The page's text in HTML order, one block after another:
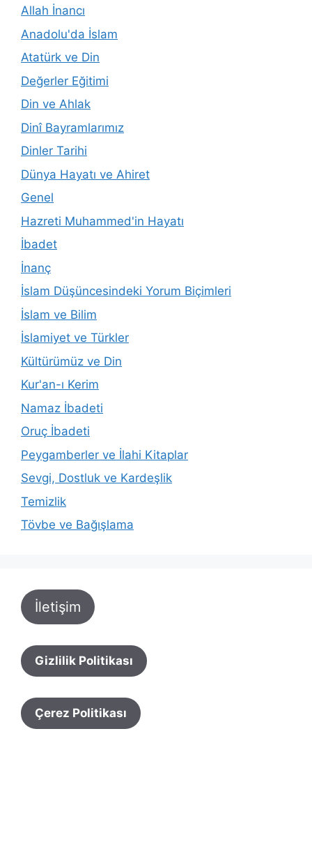
Allah İnancı
Anadolu'da İslam
Atatürk ve Din
Değerler Eğitimi
Din ve Ahlak
Dinî Bayramlarımız
Dinler Tarihi
Dünya Hayatı ve Ahiret
Genel
Hazreti Muhammed'in Hayatı
İbadet
İnanç
İslam Düşüncesindeki Yorum Biçimleri
İslam ve Bilim
İslamiyet ve Türkler
Kültürümüz ve Din
Kur'an-ı Kerim
Namaz İbadeti
Oruç İbadeti
Peygamberler ve İlahi Kitaplar
Sevgi, Dostluk ve Kardeşlik
Temizlik
Tövbe ve Bağışlama
İletişim
Gizlilik Politikası
Çerez Politikası